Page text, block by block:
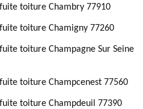
toiture Chambry 77910
toiture Chamigny 77260
toiture Champagne Sur Seine
toiture Champcenest 77560
toiture Champdeuil 77390